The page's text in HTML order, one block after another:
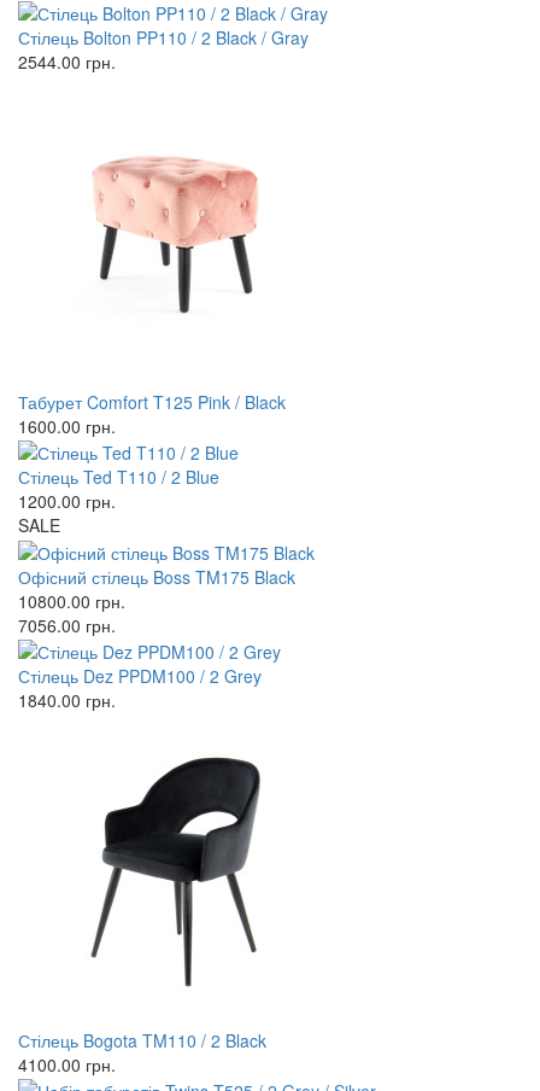
Стілець Bolton PP110 / 2 Black / Gray
2544.00 грн.
Табурет Comfort T125 Pink / Black
1600.00 грн.
Стілець Ted T110 / 2 Blue
1200.00 грн.
SALE
Офісний стілець Boss TM175 Black
10800.00 грн.
7056.00 грн.
Стілець Dez PPDM100 / 2 Grey
1840.00 грн.
Стілець Bogota TM110 / 2 Black
4100.00 грн.